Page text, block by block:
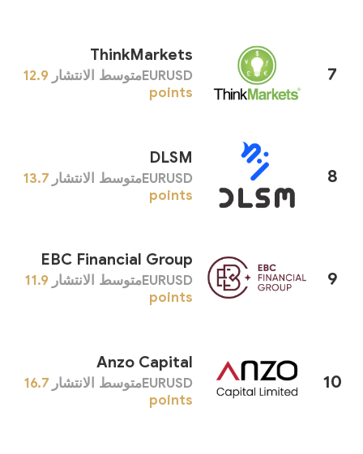
7
ThinkMarkets
EURUSDمتوسط ​​الانتشار
12.9
points
8
DLSM
EURUSDمتوسط ​​الانتشار
13.7
points
9
EBC Financial Group
EURUSDمتوسط ​​الانتشار
11.9
points
10
Anzo Capital
EURUSDمتوسط ​​الانتشار
16.7
points